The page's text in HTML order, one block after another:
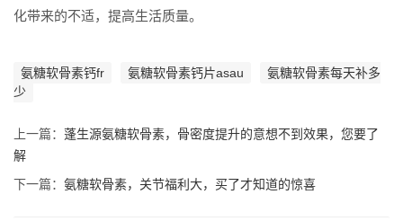
化带来的不适，提高生活质量。
氨糖软骨素钙fr 氨糖软骨素钙片asau
氨糖软骨素每天补多
少
上一篇： 蓬生源氨糖软骨素，骨密度提升的意想不到效果，您要了
解
下一篇： 氨糖软骨素，关节福利大，买了才知道的惊喜